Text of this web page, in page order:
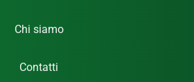
Chi siamo
Contatti